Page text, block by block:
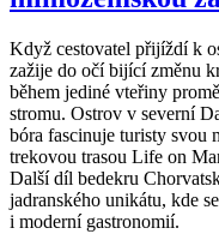
Když cestovatel přijíždí k
zažije do očí bijící změnu
během jediné vteřiny
stromu. Ostrov v severní
bóra fascinuje turisty svou
trekovou trasou Life on
Další díl bedekru
jadranského unikátu, kde
i moderní gastronomií.